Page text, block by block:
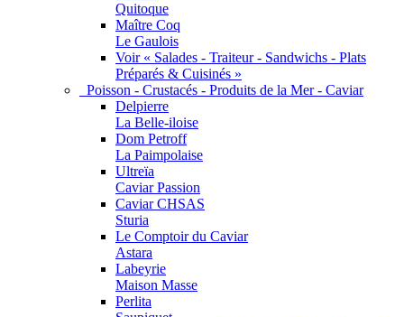
Quitoque
Maître Coq
Le Gaulois
Voir « Salades - Traiteur - Sandwichs - Plats
Préparés & Cuisinés »
Poisson - Crustacés - Produits de la Mer - Caviar
Delpierre
La Belle-iloise
Dom Petroff
La Paimpolaise
Ultreïa
Caviar Passion
Caviar CHSAS
Sturia
Le Comptoir du Caviar
Astara
Labeyrie
Maison Masse
Perlita